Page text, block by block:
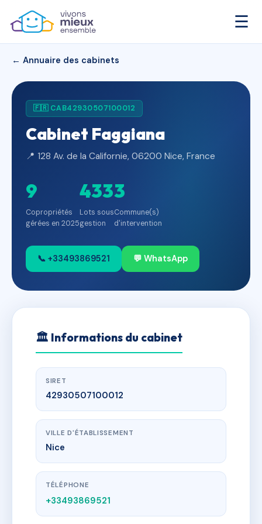
☰
← Annuaire des cabinets
🇫🇷 CAB42930507100012
Cabinet Faggiana
📍 128 Av. de la Californie, 06200 Nice, France
9
Copropriétés
gérées en 2025
433
Lots sous
gestion
3
Commune(s)
d'intervention
📞 +33493869521 💬 WhatsApp
🏛 Informations du cabinet
SIRET
42930507100012
VILLE D'ÉTABLISSEMENT
Nice
TÉLÉPHONE
+33493869521